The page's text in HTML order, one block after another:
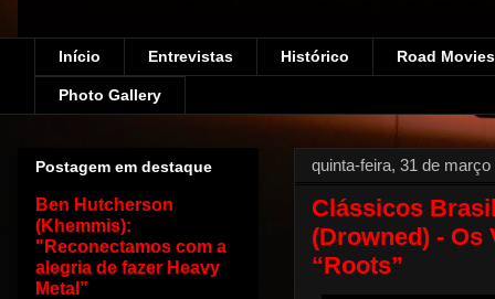
Início Entrevistas Histórico Road
Photo Gallery
quinta-feira, 31 de março
Clássicos
(Drowned) - Os
“Roots”
Postagem em destaque
Ben Hutcherson
(Khemmis):
"Reconectamos com a
alegria de fazer Heavy
Metal”